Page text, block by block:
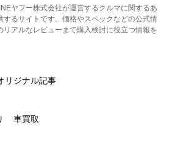
ヤフー株式会社が運営するクルマに関するあ
するサイトです。価格やスペックなどの公式情
アルなレビューまで購入検討に役立つ情報を
リジナル記事
車買取